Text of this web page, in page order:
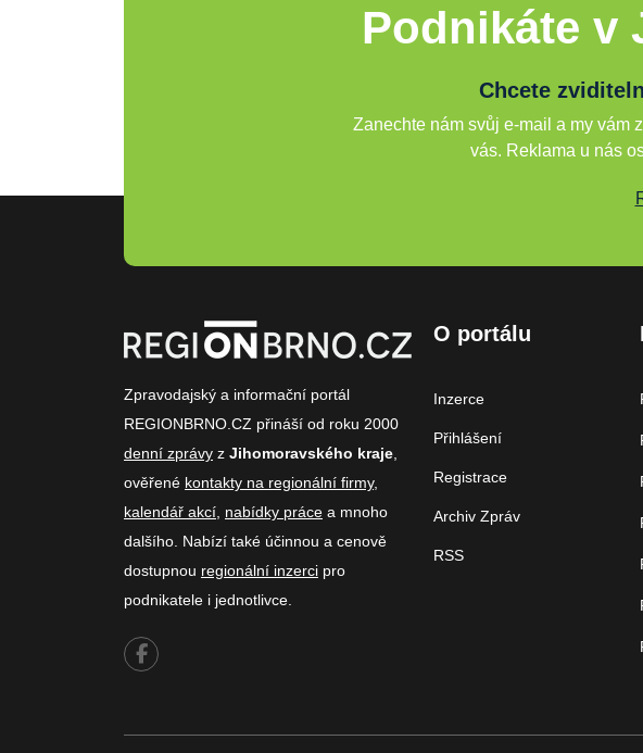
Podnikáte v
Chcete
Zanechte nám svůj e-mail a my vám
vás. Reklama u nás
Zpravodajský a informační portál
REGIONBRNO.CZ přináší od roku 2000
denní zprávy z Jihomoravského kraje
ověřené kontakty na regionální firmy,
kalendář akcí nabídky práce a mnoho
dalšího. Nabízí také účinnou a cenově
dostupnou regionální inzerci pro
podnikatele i jednotlivce.
O portálu
Inzerce
Přihlášení
Registrace
Archiv Zpráv
RSS